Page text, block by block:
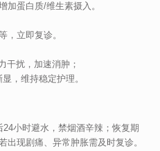
加蛋白质/维生素摄入。
，立即复诊。
干扰，加速消肿；
，维持稳定护理。
小时避水，禁烟酒辛辣；恢复期
出现剧痛、异常肿胀需及时复诊。